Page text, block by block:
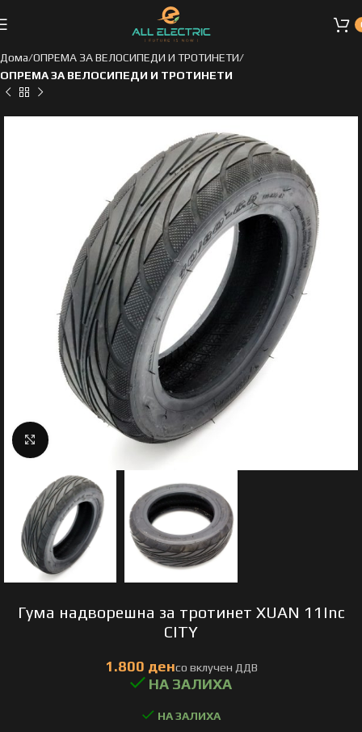
Дома ОПРЕМА ЗА ВЕЛОСИПЕДИ И ТРОТИНЕТИ
ОПРЕМА ЗА ВЕЛОСИПЕДИ И ТРОТИНЕТИ
Click to enlarge
Гума надворешна за тротинет XUAN 11Inc
CITY
НА ЗАЛИХА